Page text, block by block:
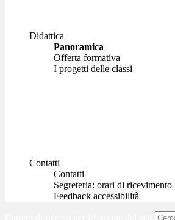
Didattica
Panoramica
Offerta formativa
I progetti delle classi
Contatti
Contatti
Segreteria: orari di ricevimento
Feedback accessibilità